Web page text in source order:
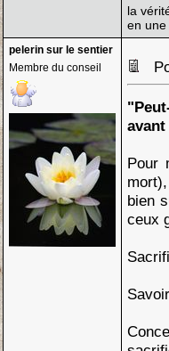
la
en une
pelerin sur le sentier
Membre du conseil
Pour
bien
ceux